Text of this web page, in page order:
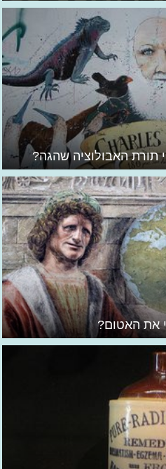
תורת האבולוציה שהגה?
את האטום?